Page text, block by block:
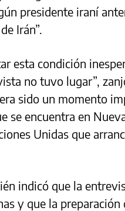
presidente iraní
Irán”.
esta condición
no tuvo lugar”,
sido un momento
se encuentra en
Unidas que
indicó que la
y que la